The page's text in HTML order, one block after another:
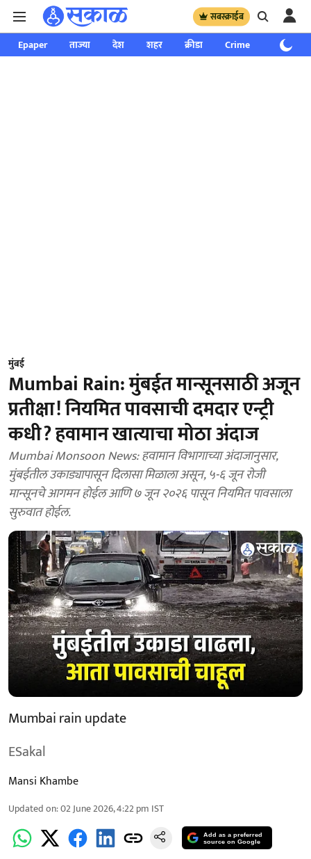
सबस्क्राईब
Epaper ताज्या देश शहर क्रीडा Crime साप्ताहिक
मुंबई
Mumbai Rain: मुंबईत मान्सूनसाठी अजून
प्रतीक्षा! नियमित पावसाची दमदार एन्ट्री
कधी? हवामान खात्याचा मोठा अंदाज
Mumbai Monsoon News: हवामान विभागाच्या अंदाजानुसार,
मुंबईतील उकाड्यापासून दिलासा मिळाला असून, ५-६ जून रोजी
मान्सूनचे आगमन होईल आणि ७ जून २०२६ पासून नियमित पावसाला
सुरुवात होईल.
Mumbai rain update
ESakal
Mansi Khambe
Updated on:02 June 2026, 4:22 pm IST
Add as a preferred
source on Google